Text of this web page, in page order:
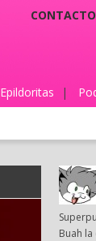
CONTACTO
Epildoritas |
Buah